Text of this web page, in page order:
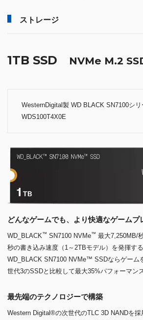
ストレージ
1TB SSD NVMe M.2
WesternDigital製 WD BLACK SN7100シ
WDS100T4X0E
どんなゲームでも、より快適なゲームプ
WD_BLACK™ SN7100 NVMe™ 最大7,250MB/
秒の書き込み速度（1～2TBモデル）を発揮する
WD_BLACK SN7100 NVMe™ SSDならゲーム
世代3のSSDと比較して最大35%パフォーマン
最先端のテクノロジーで構築
Western Digital®の次世代のTLC 3D NANDを